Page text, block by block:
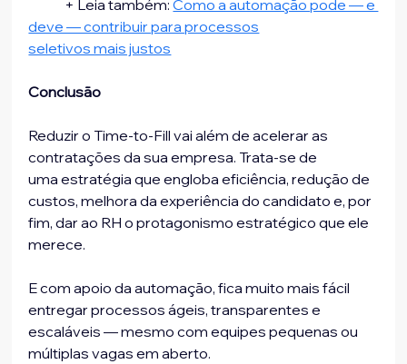
	+ Leia também:
Como a automação pode — e
deve — contribuir para processos
seletivos mais justos
Conclusão
Reduzir o Time-to-Fill vai além de acelerar as
contratações da sua empresa. Trata-se de
uma estratégia que engloba eficiência, redução de
custos, melhora da experiência do candidato e, por
fim, dar ao RH o protagonismo estratégico que ele
merece.
E com apoio da automação, fica muito mais fácil
entregar processos ágeis, transparentes e
escaláveis — mesmo com equipes pequenas ou
múltiplas vagas em aberto.